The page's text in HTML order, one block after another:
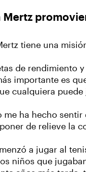
Mertz
tiene una
de rendimiento
importante es
cualquiera
me ha hecho
de relieve la
a jugar al
niños que